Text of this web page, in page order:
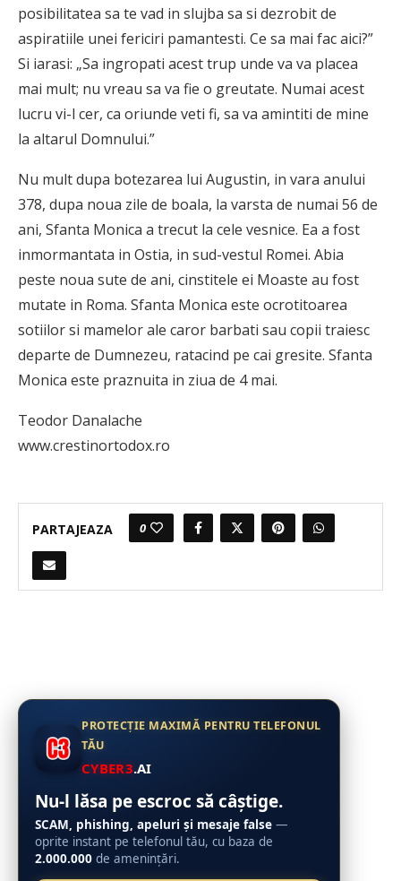
posibilitatea sa te vad in slujba sa si dezrobit de
aspiratiile unei fericiri pamantesti. Ce sa mai fac aici?”
Si iarasi: „Sa ingropati acest trup unde va va placea
mai mult; nu vreau sa va fie o greutate. Numai acest
lucru vi-l cer, ca oriunde veti fi, sa va amintiti de mine
la altarul Domnului.”
Nu mult dupa botezarea lui Augustin, in vara anului
378, dupa noua zile de boala, la varsta de numai 56 de
ani, Sfanta Monica a trecut la cele vesnice. Ea a fost
inmormantata in Ostia, in sud-vestul Romei. Abia
peste noua sute de ani, cinstitele ei Moaste au fost
mutate in Roma. Sfanta Monica este ocrotitoarea
sotiilor si mamelor ale caror barbati sau copii traiesc
departe de Dumnezeu, ratacind pe cai gresite. Sfanta
Monica este praznuita in ziua de 4 mai.
Teodor Danalache
www.crestinortodox.ro
PARTAJEAZA 0
PROTECȚIE MAXIMĂ PENTRU TELEFONUL
TĂU
CYBER3.AI
Nu-l lăsa pe escroc să câștige.
SCAM, phishing, apeluri și mesaje false —
oprite instant pe telefonul tău, cu baza de
2.000.000 de amenințări.